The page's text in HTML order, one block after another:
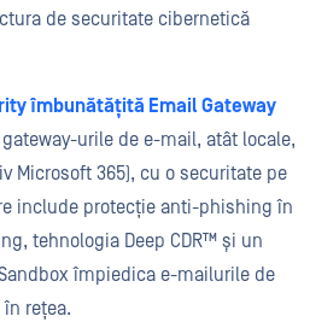
de securitate cibernetică
îmbunătățită Email Gateway
urile de e-mail, atât locale,
Microsoft 365), cu o securitate pe
include protecție anti-phishing în
tehnologia Deep CDR™ și un
împiedica e-mailurile de
rețea.